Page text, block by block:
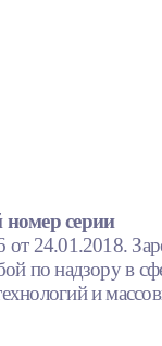
серии
24.01.2018.
по надзору в
и